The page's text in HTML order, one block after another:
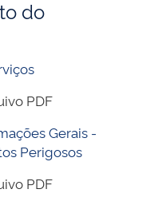
do
PDF
Gerais -
Perigosos
PDF